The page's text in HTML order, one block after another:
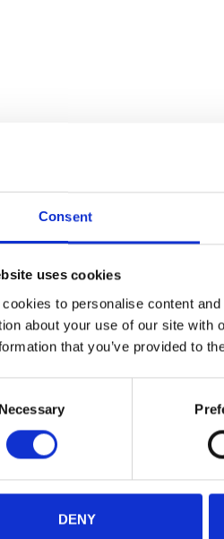
Consent
uses cookies
cookies to personalise content
about your use of our site with
that you’ve provided to
Necessary
DENY
op
of